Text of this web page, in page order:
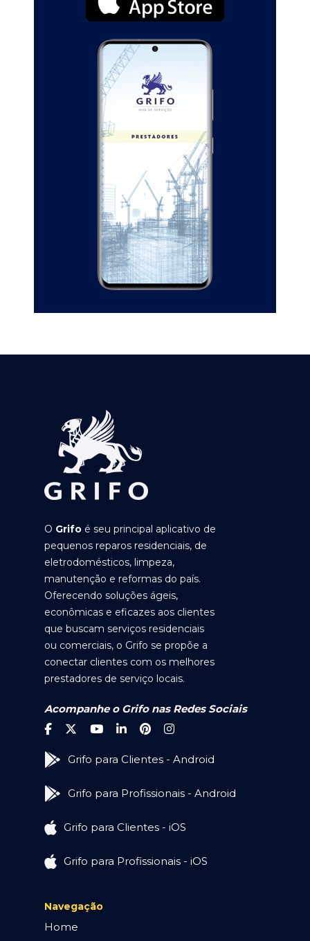
O Grifo é seu principal aplicativo de
pequenos reparos residenciais, de
eletrodomésticos, limpeza,
manutenção e reformas do país.
Oferecendo soluções ágeis,
econômicas e eficazes aos clientes
que buscam serviços residenciais
ou comerciais, o Grifo se propõe a
conectar clientes com os melhores
prestadores de serviço locais.
Acompanhe o Grifo nas Redes Sociais
Grifo para Clientes - Android
Grifo para Profissionais - Android
Grifo para Clientes - iOS
Grifo para Profissionais - iOS
Navegação
Home